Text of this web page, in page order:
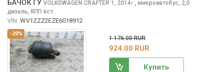
-20%
БАЧОК ГУ VOLKSWAGEN CRAFTER 1, 2014г., микроавтобус, 2,0
дизель, КПП 6ст.
VIN: WV1ZZZ2EZE6018912
1 176.00 RUR
924.00 RUR
Купить